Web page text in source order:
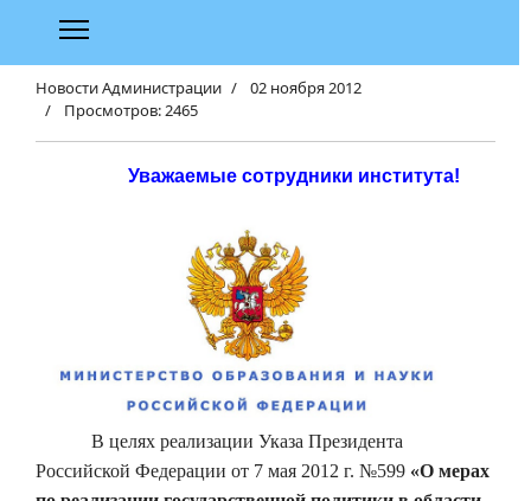
Новости Администрации
02 ноября 2012
Просмотров: 2465
Уважаемые сотрудники института!
В целях реализации Указа Президента
Российской Федерации от 7 мая 2012 г. №599 «О мерах